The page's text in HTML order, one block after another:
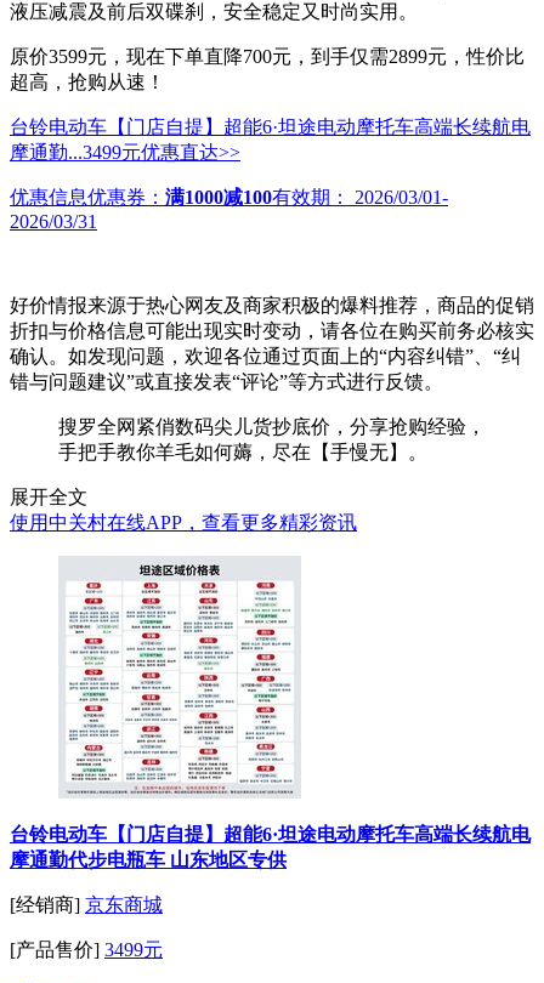
液压减震及前后双碟刹，安全稳定又时尚实用。
原价3599元，现在下单直降700元，到手仅需2899元，性价比
超高，抢购从速！
台铃电动车【门店自提】超能6·坦途电动摩托车高端长续航电
摩通勤...3499元优惠直达>>
优惠信息优惠券： 满1000减100有效期：
2026/03/01-
2026/03/31
好价情报来源于热心网友及商家积极的爆料推荐，商品的促销
折扣与价格信息可能出现实时变动，请各位在购买前务必核实
确认。如发现问题，欢迎各位通过页面上的“内容纠错”、“纠
错与问题建议”或直接发表“评论”等方式进行反馈。
搜罗全网紧俏数码尖儿货抄底价，分享抢购经验，
手把手教你羊毛如何薅，尽在【手慢无】。
展开全文
使用中关村在线APP，查看更多精彩资讯
台铃电动车【门店自提】超能6·坦途电动摩托车高端长续航电
摩通勤代步电瓶车 山东地区专供
[经销商] 京东商城
[产品售价] 3499元